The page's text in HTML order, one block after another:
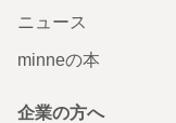
ニュース
minneの本
企業の方へ